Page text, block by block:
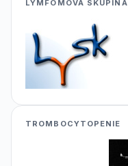
LYMFOMOVA SKUPINA
TROMBOCYTOPENIE